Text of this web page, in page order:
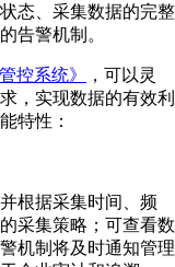
态、采集数据的完整
告警机制。
控系统》
，可以灵
，实现数据的有效利
特性：
根据采集时间、频
采集策略；可查看数
机制将及时通知管理